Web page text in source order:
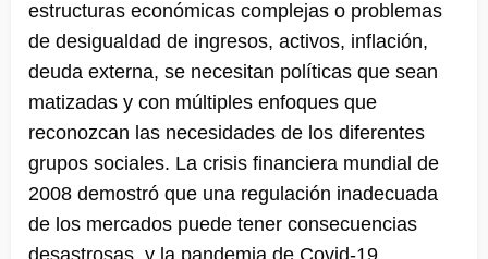
estructuras económicas complejas o problemas
de desigualdad de ingresos, activos, inflación,
deuda externa, se necesitan políticas que sean
matizadas y con múltiples enfoques que
reconozcan las necesidades de los diferentes
grupos sociales. La crisis financiera mundial de
2008 demostró que una regulación inadecuada
de los mercados puede tener consecuencias